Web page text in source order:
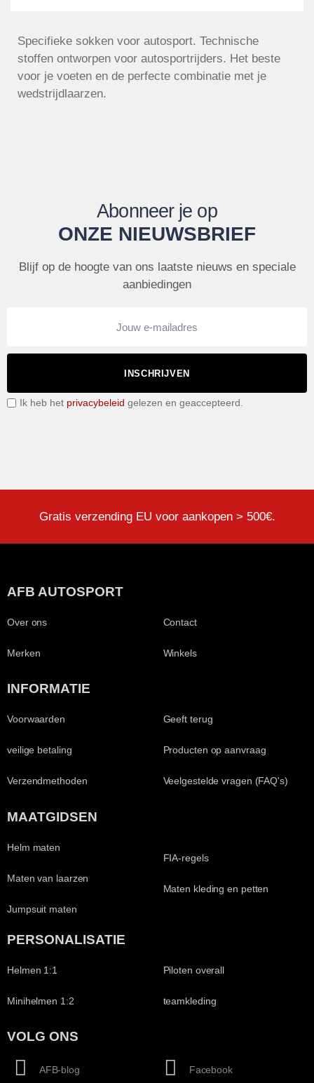
Specifieke sokken voor autosport. Technische
stoffen ontworpen voor autosportrijders. Het beste
voor je voeten en de perfecte combinatie met je
wedstrijdlaarzen.
Abonneer je op
ONZE NIEUWSBRIEF
Blijf op de hoogte van ons laatste nieuws en speciale
aanbiedingen
INSCHRIJVEN
Ik heb het privacybeleid gelezen en geaccepteerd.
Gratis verzending EU voor aankopen > 500€.
AFB AUTOSPORT
Over ons
Merken
Contact
Winkels
INFORMATIE
Voorwaarden
veilige betaling
Verzendmethoden
Geeft terug
Producten op aanvraag
Veelgestelde vragen (FAQ's)
MAATGIDSEN
Helm maten
Maten van laarzen
Jumpsuit maten
FIA-regels
Maten kleding en petten
PERSONALISATIE
Helmen 1:1
Minihelmen 1:2
Piloten overall
teamkleding
VOLG ONS
AFB-blog Facebook